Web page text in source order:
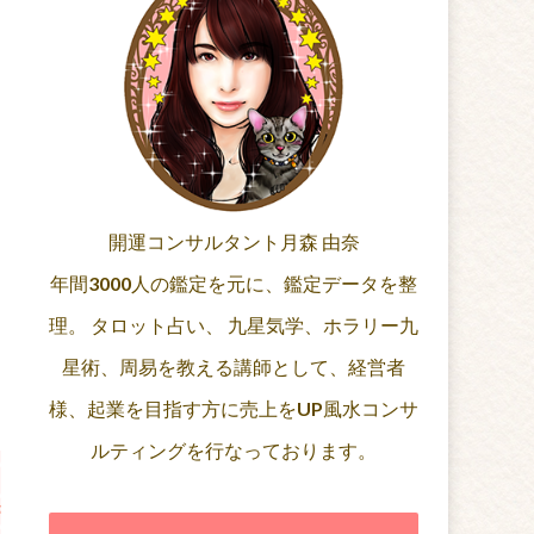
開運コンサルタント月森 由奈
年間3000人の鑑定を元に、鑑定データを整
理。 タロット占い、 九星気学、ホラリー九
星術、周易を教える講師として、経営者
様、起業を目指す方に売上をUP風水コンサ
ルティングを行なっております。